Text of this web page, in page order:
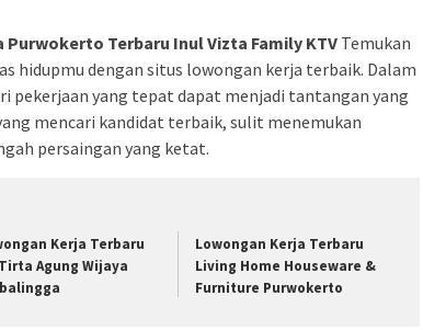
Purwokerto Terbaru Inul Vizta Family KTV Temukan
hidupmu dengan situs lowongan kerja terbaik. Dalam
pekerjaan yang tepat dapat menjadi tantangan yang
mencari kandidat terbaik, sulit menemukan
persaingan yang ketat.
Kerja Terbaru
Agung Wijaya
Lowongan Kerja Terbaru
Living Home Houseware &
Furniture Purwokerto